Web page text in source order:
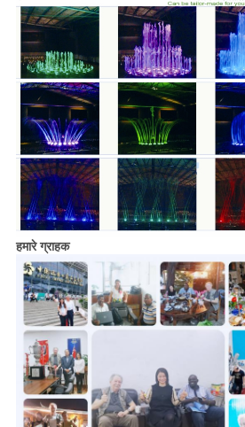
हमारे ग्राहक